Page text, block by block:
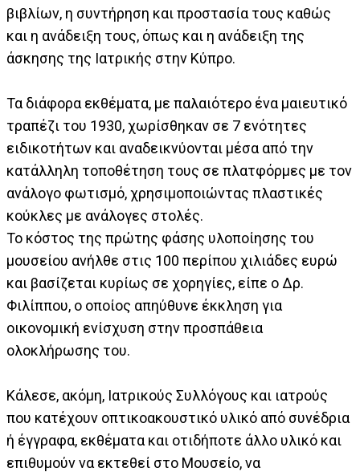
βιβλίων, η συντήρηση και προστασία τους καθώς
και η ανάδειξη τους, όπως και η ανάδειξη της
άσκησης της Ιατρικής στην Κύπρο.
Τα διάφορα εκθέματα, με παλαιότερο ένα μαιευτικό
τραπέζι του 1930, χωρίσθηκαν σε 7 ενότητες
ειδικοτήτων και αναδεικνύονται μέσα από την
κατάλληλη τοποθέτηση τους σε πλατφόρμες με τον
ανάλογο φωτισμό, χρησιμοποιώντας πλαστικές
κούκλες με ανάλογες στολές.
Το κόστος της πρώτης φάσης υλοποίησης του
μουσείου ανήλθε στις 100 περίπου χιλιάδες ευρώ
και βασίζεται κυρίως σε χορηγίες, είπε ο Δρ.
Φιλίππου, ο οποίος απηύθυνε έκκληση για
οικονομική ενίσχυση στην προσπάθεια
ολοκλήρωσης του.
Κάλεσε, ακόμη, Ιατρικούς Συλλόγους και ιατρούς
που κατέχουν οπτικοακουστικό υλικό από συνέδρια
ή έγγραφα, εκθέματα και οτιδήποτε άλλο υλικό και
επιθυμούν να εκτεθεί στο Μουσείο, να